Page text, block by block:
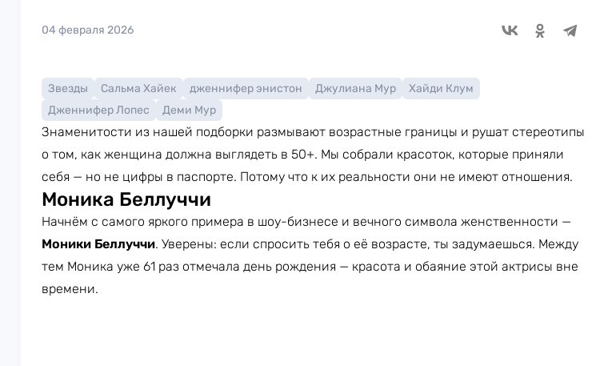
04 февраля 2026
Звезды Сальма Хайек дженнифер энистон Джулиана Мур
Хайди Клум
Дженнифер Лопес
Деми Мур
Знаменитости из нашей подборки размывают возрастные границы и рушат стереотипы
о том, как женщина должна выглядеть в 50+. Мы собрали красоток, которые приняли
себя — но не цифры в паспорте. Потому что к их реальности они не имеют отношения.
Моника Беллуччи
Начнём с самого яркого примера в шоу-бизнесе и вечного символа женственности —
Моники Беллуччи. Уверены: если спросить тебя о её возрасте, ты задумаешься. Между
тем Моника уже 61 раз отмечала день рождения — красота и обаяние этой актрисы вне
времени.